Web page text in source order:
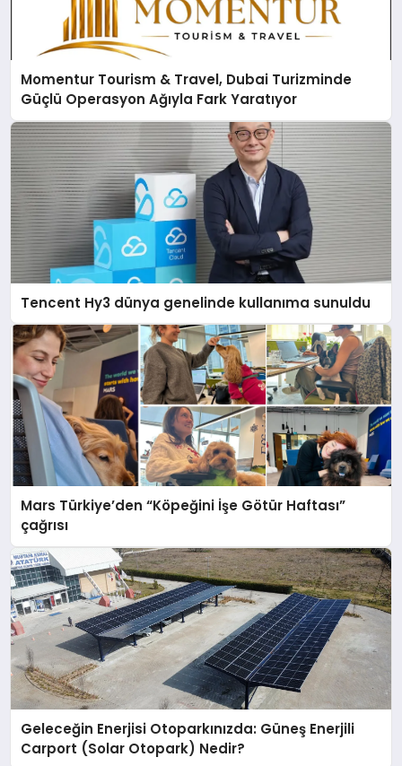
Momentur Tourism & Travel, Dubai Turizminde
Güçlü Operasyon Ağıyla Fark Yaratıyor
Tencent Hy3 dünya genelinde kullanıma sunuldu
Mars Türkiye’den “Köpeğini İşe Götür Haftası”
çağrısı
Geleceğin Enerjisi Otoparkınızda: Güneş Enerjili
Carport (Solar Otopark) Nedir?